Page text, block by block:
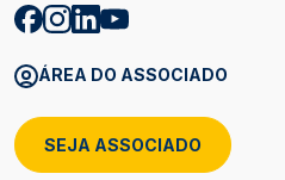
ÁREA DO ASSOCIADO
SEJA ASSOCIADO